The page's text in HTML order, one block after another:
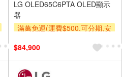
LG OLED65C6PTA OLED顯示
器
滿萬免運(運費$500,可分期,安
及使用6期以上分期0利率,需付
基本安裝運費)
贈壁掛架
下單贈
$84,900